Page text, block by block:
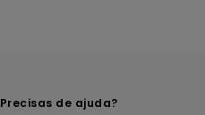
Precisas de ajuda?